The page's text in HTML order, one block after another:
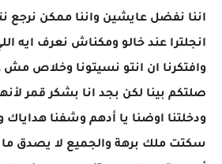
اننا نفضل عايشين واننا ممكن نرجع
انجلترا عند خالو ومكناش نعرف ايه
وافتكرنا ان انتو نسيتونا وخلاص مش
صلتكم بينا لكن بجد انا بشكر قمر
ودخلتنا اوضنا يا أدهم وشفنا
سكتت ملك برهة والجميع لا يصدق